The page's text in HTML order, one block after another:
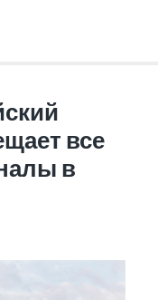
все
в